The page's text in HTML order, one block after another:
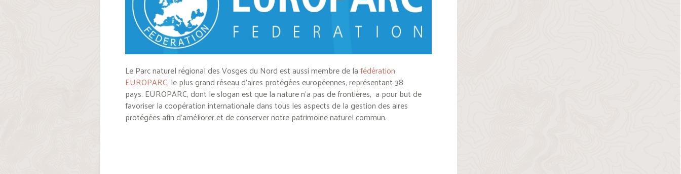
Le Parc naturel régional des Vosges du Nord est aussi membre de lafédération
EUROPARC, le plus grand réseau d’aires protégées européennes, représentant 38
pays. EUROPARC, dont le slogan est que lanature n’a pas defrontières, a pour but de
favoriser lacoopération internationale dans tous lesaspects de lagestion des aires
protégées afin d’améliorer et deconserver notre patrimoine naturel commun.